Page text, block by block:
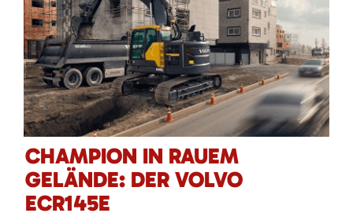
CHAMPION IN RAUEM
GELÄNDE: DER VOLVO
ECR145E